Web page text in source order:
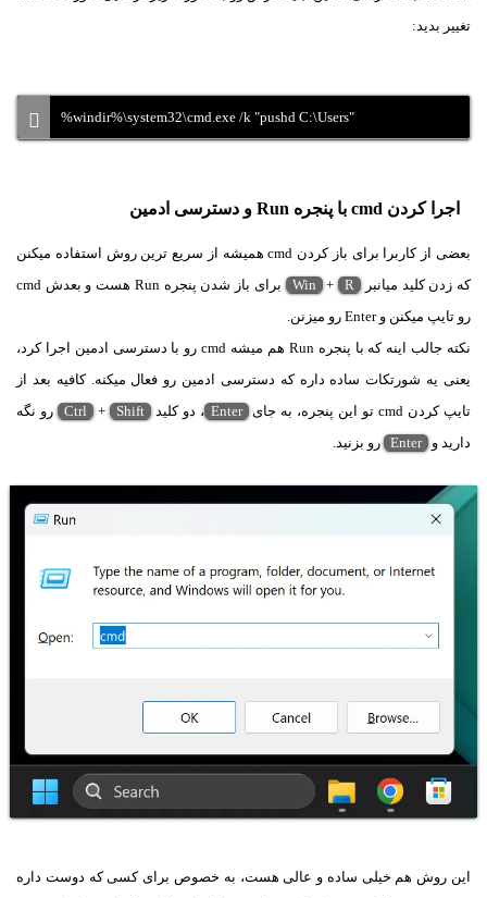
تغییر بدید:
%windir%\system32\cmd.exe /k "pushd C:\Users"
اجرا کردن cmd با پنجره Run و دسترسی ادمین
بعضی از کاربرا برای باز کردن cmd همیشه از سریع ترین روش استفاده میکنن
که زدن کلید میانبر
Win + R
برای باز شدن پنجره Run هست و بعدش cmd
رو تایپ میکنن و Enter رو میزنن.
نکته جالب اینه که با پنجره Run هم میشه cmd رو با دسترسی ادمین اجرا کرد،
یعنی یه شورتکات ساده داره که دسترسی ادمین رو فعال میکنه. کافیه بعد از
تایپ کردن cmd تو این پنجره، به جای
Enter ، دو کلید Ctrl + Shift
رو نگه
دارید و Enter رو بزنید.
این روش هم خیلی ساده و عالی هست، به خصوص برای کسی که دوست داره